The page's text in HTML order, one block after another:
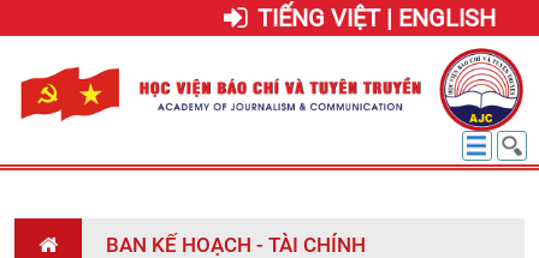
TIẾNG VIỆT | ENGLISH
BAN KẾ HOẠCH - TÀI CHÍNH